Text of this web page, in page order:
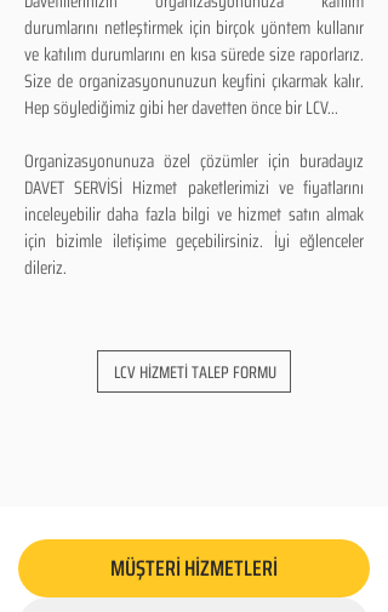
durumlarını netleştirmek için birçok yöntem kullanır
ve katılım durumlarını en kısa sürede size raporlarız.
Size de organizasyonunuzun keyfini çıkarmak kalır.
Hep söylediğimiz gibi her davetten önce bir LCV...
Organizasyonunuza özel çözümler için buradayız
DAVET SERVİSİ Hizmet paketlerimizi ve fiyatlarını
inceleyebilir daha fazla bilgi ve hizmet satın almak
için bizimle iletişime geçebilirsiniz. İyi eğlenceler
dileriz.
LCV HİZMETİ TALEP FORMU
MÜŞTERİ HİZMETLERİ